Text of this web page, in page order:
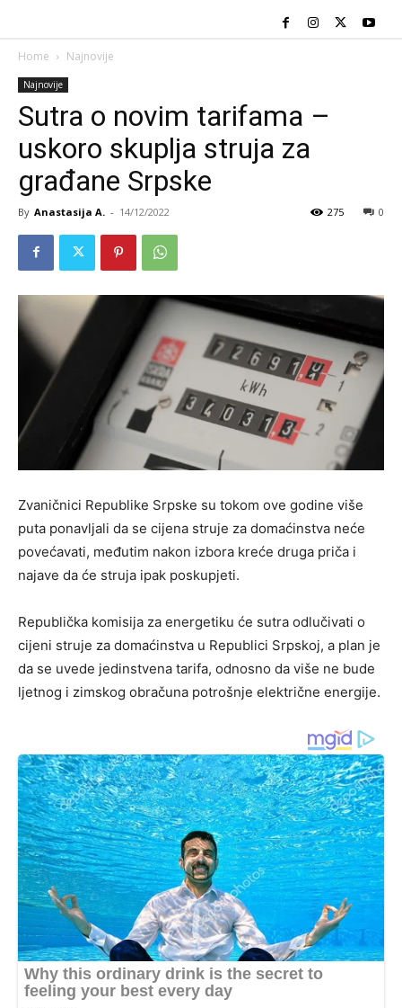
Home Najnovije
Najnovije
Sutra o novim tarifama –
uskoro skuplja struja za
građane Srpske
By Anastasija A. - 14/12/2022 0
275
Zvaničnici Republike Srpske su tokom ove godine više
puta ponavljali da se cijena struje za domaćinstva neće
povećavati, međutim nakon izbora kreće druga priča i
najave da će struja ipak poskupjeti.
Republička komisija za energetiku će sutra odlučivati o
cijeni struje za domaćinstva u Republici Srpskoj, a plan je
da se uvede jedinstvena tarifa, odnosno da više ne bude
ljetnog i zimskog obračuna potrošnje električne energije.